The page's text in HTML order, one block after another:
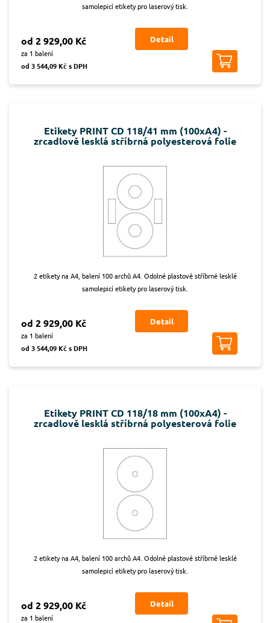
samolepicí etikety pro laserový tisk.
od 2 929,00 Kč
za 1 balení
od 3 544,09 Kč s DPH
Detail
Etikety PRINT CD 118/41 mm (100xA4) -
zrcadlově lesklá stříbrná polyesterová folie
2 etikety na A4, balení 100 archů A4. Odolné plastové stříbrné lesklé
samolepicí etikety pro laserový tisk.
od 2 929,00 Kč
za 1 balení
od 3 544,09 Kč s DPH
Detail
Etikety PRINT CD 118/18 mm (100xA4) -
zrcadlově lesklá stříbrná polyesterová folie
2 etikety na A4, balení 100 archů A4. Odolné plastové stříbrné lesklé
samolepicí etikety pro laserový tisk.
od 2 929,00 Kč
za 1 balení
Detail